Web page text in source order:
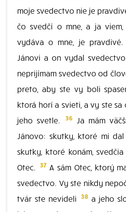
moje svedectvo nie je
čo svedčí o mne, a ja
vydáva o mne, je pravdivé.
Jánovi a on vydal
neprijímam svedectvo od
preto, aby ste vy boli
ktorá horí a svieti, a vy ste
jeho svetle.
36 Ja mám
Jánovo: skutky, ktoré mi
skutky, ktoré konám,
Otec. 37A sám Otec, ktorý
svedectvo. Vy ste nikdy
tvár ste nevideli 38 a jeho